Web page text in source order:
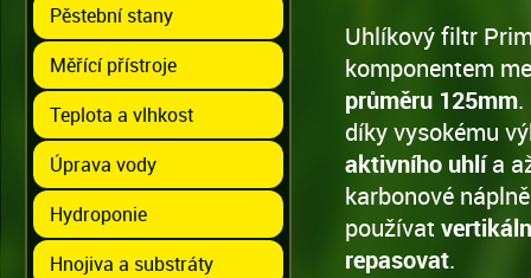
Pěstební stany
Měřící přístroje
Teplota a vlhkost
Úprava vody
Hydroponie
Hnojiva a substráty
Uhlíkový filtr
komponentem
průměru 125mm
díky vysokému
aktivního uhlía
karbonové
používat
repasovat.